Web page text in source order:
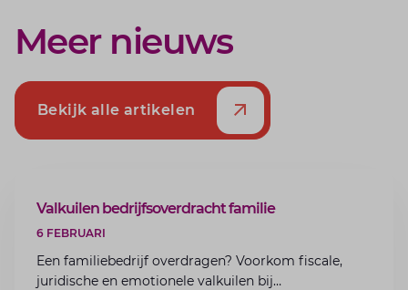
Meer nieuws
Bekijk alle artikelen
ARTIKEL
Valkuilen bedrijfsoverdracht familie
6 FEBRUARI
Een familiebedrijf overdragen? Voorkom fiscale,
juridische en emotionele valkuilen bij